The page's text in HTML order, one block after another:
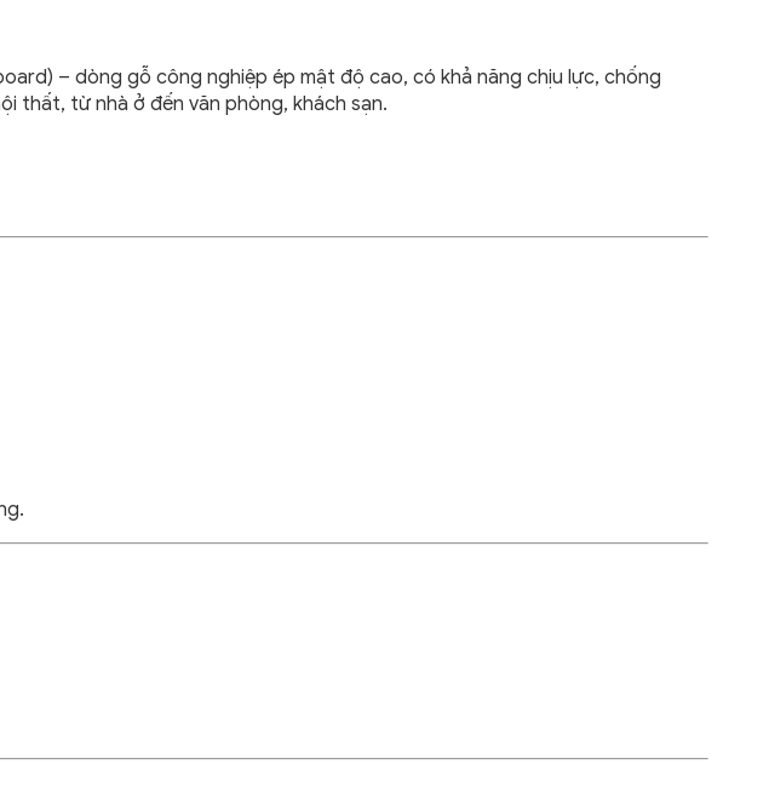
– dòng gỗ công nghiệp ép mật độ cao, có khả năng chịu lực, chống
thất, từ nhà ở đến văn phòng, khách sạn.